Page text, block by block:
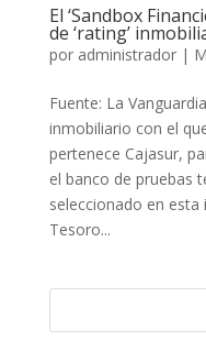
El ‘Sandbox
de ‘rating’
por administrador|
Fuente: La
inmobiliario con el
pertenece Cajasur,
el banco de pruebas
seleccionado en esta
Tesoro...